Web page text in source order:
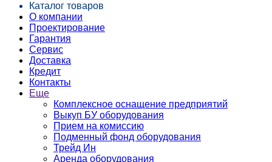
Каталог товаров
О компании
Проектирование
Гарантия
Сервис
Доставка
Кредит
Контакты
Еще
Комплексное оснащение предприятий
Выкуп БУ оборудования
Прием на комиссию
Подменный фонд оборудования
Трейд Ин
Аренда оборудования